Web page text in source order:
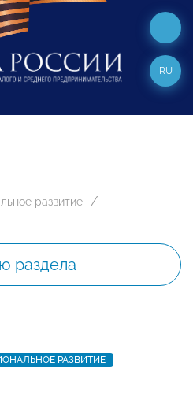
RU
развитие
раздела
РАЗВИТИЕ